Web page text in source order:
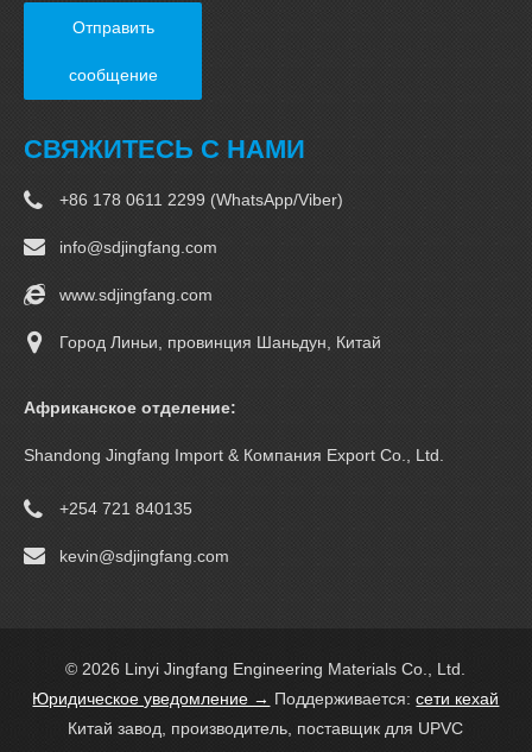
Отправить
сообщение
СВЯЖИТЕСЬ С НАМИ
+86 178 0611 2299 (WhatsApp/Viber)
info@sdjingfang.com
www.sdjingfang.com
Город Линьи, провинция Шаньдун, Китай
Африканское отделение:
Shandong Jingfang Import & Компания Export Co., Ltd.
+254 721 840135
kevin@sdjingfang.com
© 2026 Linyi Jingfang Engineering Materials Co., Ltd.
Юридическое уведомление → Поддерживается:сети кехай
Китай завод, производитель, поставщик для UPVC